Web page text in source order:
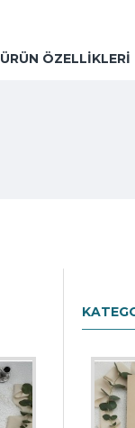
ÜRÜN ÖZELLIKLERI